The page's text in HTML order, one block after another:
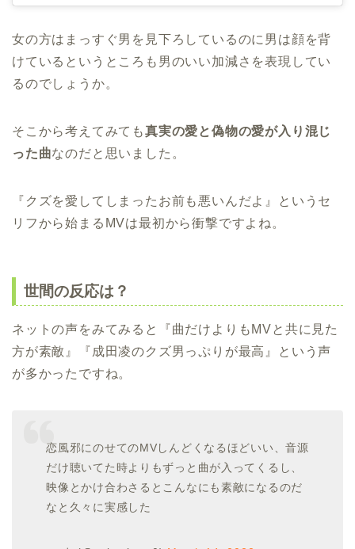
女の方はまっすぐ男を見下ろしているのに男は顔を背
けているというところも男のいい加減さを表現してい
るのでしょうか。
そこから考えてみても真実の愛と偽物の愛が入り混じ
った曲なのだと思いました。
『クズを愛してしまったお前も悪いんだよ』というセ
リフから始まるMVは最初から衝撃ですよね。
世間の反応は？
ネットの声をみてみると『曲だけよりもMVと共に見た
方が素敵』『成田凌のクズ男っぷりが最高』という声
が多かったですね。
恋風邪にのせてのMVしんどくなるほどいい、音源
だけ聴いてた時よりもずっと曲が入ってくるし、
映像とかけ合わさるとこんなにも素敵になるのだ
なと久々に実感した